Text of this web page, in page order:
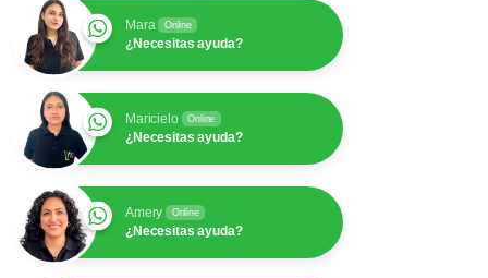
Mara Online
¿Necesitas ayuda?
Maricielo Online
¿Necesitas ayuda?
Amery Online
¿Necesitas ayuda?